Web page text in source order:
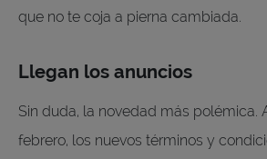
que no te coja a pierna cambiada.
Llegan los anuncios
Sin duda, la novedad más polémica.
febrero, los nuevos términos y